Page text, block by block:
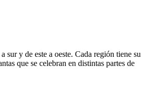
sur y de este a oeste. Cada región tiene su
que se celebran en distintas partes de